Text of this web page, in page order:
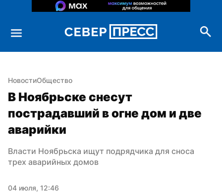
НовостиОбщество
В Ноябрьске снесут
пострадавший в огне дом и две
аварийки
Власти Ноябрьска ищут подрядчика для сноса
трех аварийных домов
04 июля, 12:46